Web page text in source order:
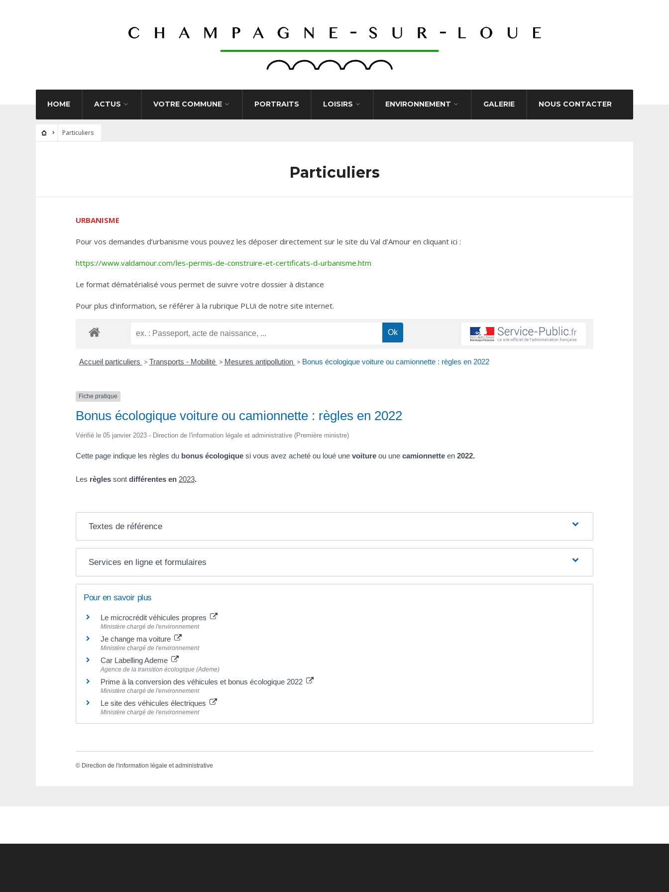
HOME ACTUS VOTRE COMMUNE PORTRAITS LOISIRS ENVIRONNEMENT GALERIE NOUS CONTACTER
Particuliers
Particuliers
URBANISME
Pour vos demandes d’urbanisme vous pouvez les déposer directement sur le site du Val d’Amour en cliquant ici :
https://www.valdamour.com/les-permis-de-construire-et-certificats-d-urbanisme.htm
Le format dématérialisé vous permet de suivre votre dossier à distance
Pour plus d’information, se référer à la rubrique PLUi de notre site internet.
Accueil particuliers > Transports - Mobilité > Mesures antipollution > Bonus écologique voiture ou camionnette : règles en 2022
Fiche pratique
Bonus écologique voiture ou camionnette : règles en 2022
Vérifié le 05 janvier 2023 - Direction de l'information légale et administrative (Première ministre)
Cette page indique les règles du bonus écologique si vous avez acheté ou loué une voiture ou une camionnette en 2022.
Les règles sont différentes en 2023.
Textes de référence
Services en ligne et formulaires
Pour en savoir plus
Le microcrédit véhicules propres
Ministère chargé de l'environnement
Je change ma voiture
Ministère chargé de l'environnement
Car Labelling Ademe
Agence de la transition écologique (Ademe)
Prime à la conversion des véhicules et bonus écologique 2022
Ministère chargé de l'environnement
Le site des véhicules électriques
Ministère chargé de l'environnement
© Direction de l'information légale et administrative